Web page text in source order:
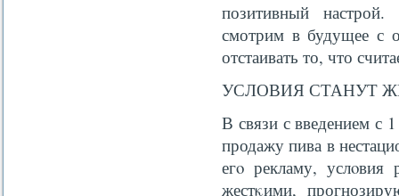
позитивный
смотрим в будущее с
отстаивать то, что
УСЛОВИЯ СТАНУТ
В связи с введением с
продажу пива в
егο рекламу,
жестκими,